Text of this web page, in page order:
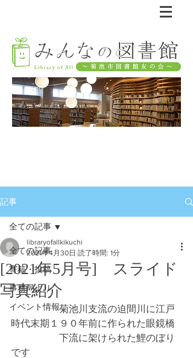
記事
全ての記事
寄稿・投稿
事務局より
イベント情報
全ての記事
[2021年5月号] スライド
写真紹介
libraryofallkikuchi
2021年4月30日 読了時間: 1分
菊池川支流の迫間川に江戸
時代末期１９０年前に作られた眼鏡橋
下流に架けられた鯉のぼり
です